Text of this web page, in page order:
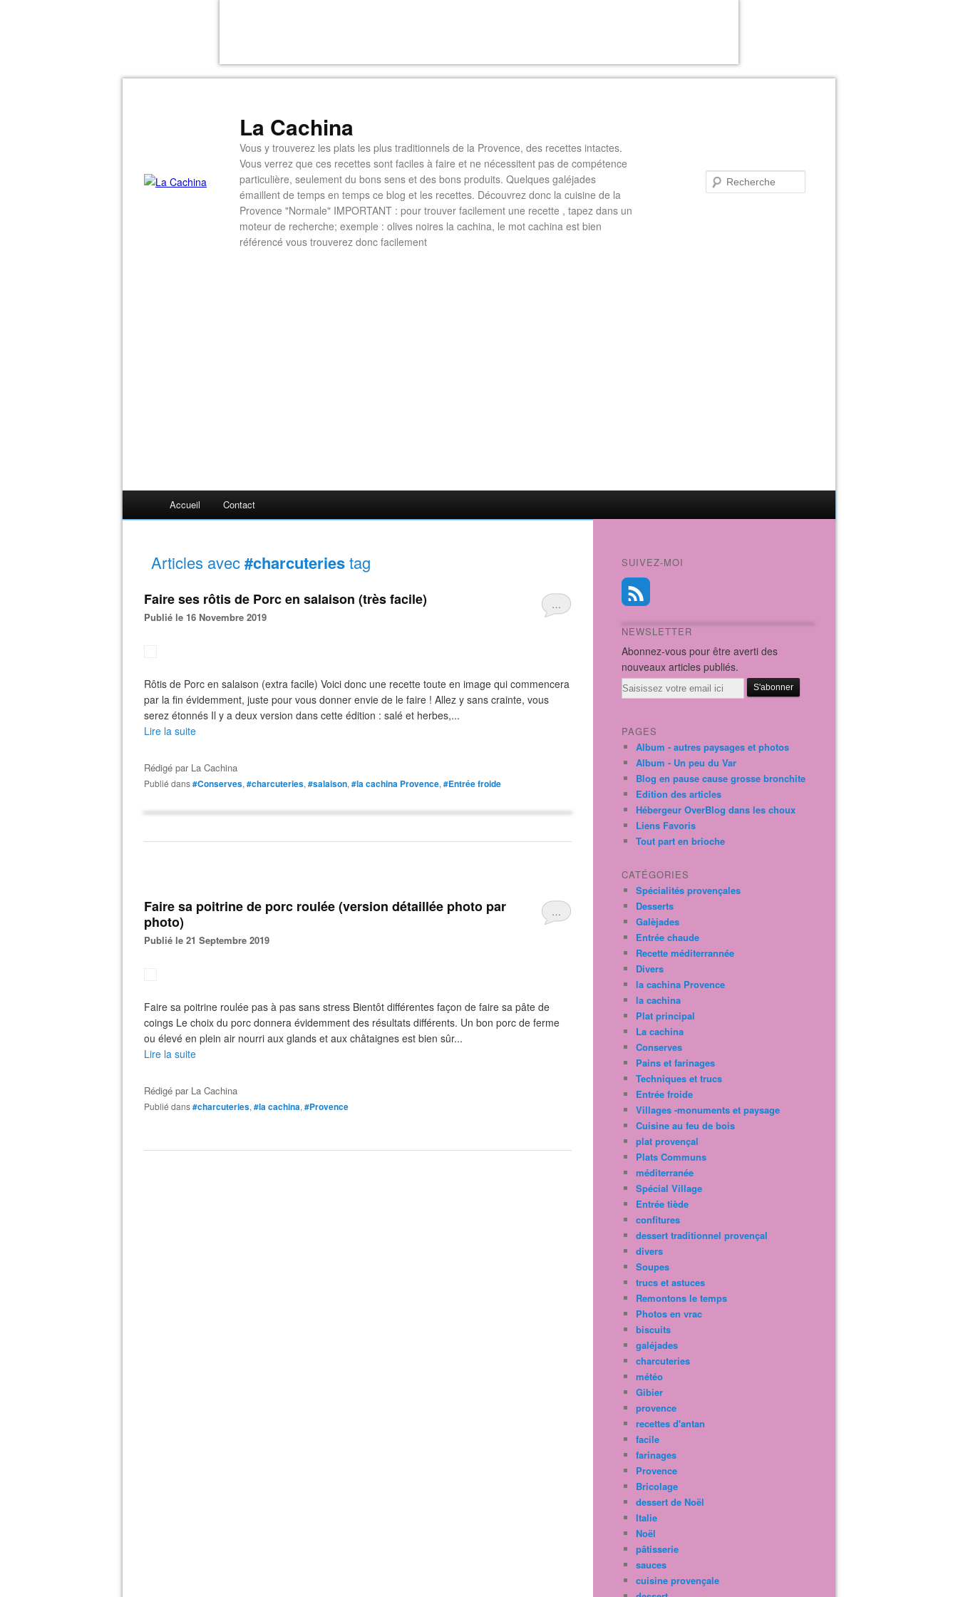
La Cachina
Vous y trouverez les plats les plus traditionnels de la Provence, des recettes intactes.
Vous verrez que ces recettes sont faciles à faire et ne nécessitent pas de compétence
particulière, seulement du bons sens et des bons produits. Quelques galéjades
émaillent de temps en temps ce blog et les recettes. Découvrez donc la cuisine de la
Provence "Normale" IMPORTANT : pour trouver facilement une recette , tapez dans un
moteur de recherche; exemple : olives noires la cachina, le mot cachina est bien
référencé vous trouverez donc facilement
Accueil Contact
Articles avec#charcuteriestag
…
Faire ses rôtis de Porc en salaison (très facile)
Publié le 16 Novembre 2019
Rôtis de Porc en salaison (extra facile) Voici donc une recette toute en image qui commencera
par la fin évidemment, juste pour vous donner envie de le faire ! Allez y sans crainte, vous
serez étonnés Il y a deux version dans cette édition : salé et herbes,...
Lire la suite
Rédigé par La Cachina
Publié dans#Conserves, #charcuteries, #salaison, #la cachina Provence, #Entrée froide
…
Faire sa poitrine de porc roulée (version détaillée photo par
photo)
Publié le 21 Septembre 2019
Faire sa poitrine roulée pas à pas sans stress Bientôt différentes façon de faire sa pâte de
coings Le choix du porc donnera évidemment des résultats différents. Un bon porc de ferme
ou élevé en plein air nourri aux glands et aux châtaignes est bien sûr...
Lire la suite
Rédigé par La Cachina
Publié dans#charcuteries, #la cachina, #Provence
SUIVEZ-MOI
NEWSLETTER
Abonnez-vous pour être averti des
nouveaux articles publiés.
Email
PAGES
Album - autres paysages et photos
Album - Un peu du Var
Blog en pause cause grosse bronchite
Edition des articles
Hébergeur OverBlog dans les choux
Liens Favoris
Tout part en brioche
CATÉGORIES
Spécialités provençales
Desserts
Galèjades
Entrée chaude
Recette méditerrannée
Divers
la cachina Provence
la cachina
Plat principal
La cachina
Conserves
Pains et farinages
Techniques et trucs
Entrée froide
Villages -monuments et paysage
Cuisine au feu de bois
plat provençal
Plats Communs
méditerranée
Spécial Village
Entrée tiède
confitures
dessert traditionnel provençal
divers
Soupes
trucs et astuces
Remontons le temps
Photos en vrac
biscuits
galéjades
charcuteries
météo
Gibier
provence
recettes d'antan
facile
farinages
Provence
Bricolage
dessert de Noël
Italie
Noël
pâtisserie
sauces
cuisine provençale